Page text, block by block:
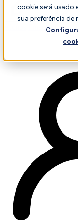
cookie será usado
sua preferência de
Finança